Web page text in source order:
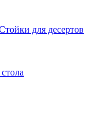
для десертов